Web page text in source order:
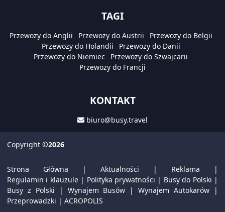
TAGI
Przewozy do Anglii Przewozy do Austrii
Przewozy do Belgii
Przewozy do Holandii
Przewozy do Danii
Przewozy do Niemiec
Przewozy do Szwajcarii
Przewozy do Francji
KONTAKT
biuro@busy.travel
Copyright ©2026
Strona Główna | Aktualności | Reklama |
Regulamin i klauzule| Polityka prywatności | Busy do Polski |
Busy z Polski | Wynajem Busów |Wynajem Autokarów |
Przeprowadzki | ACROPOLIS